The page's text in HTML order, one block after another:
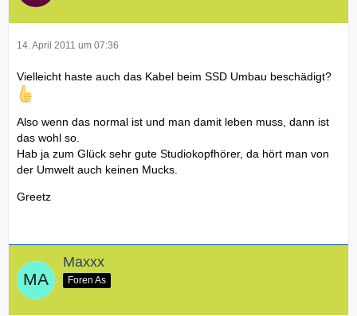
14. April 2011 um 07:36
Vielleicht haste auch das Kabel beim SSD Umbau beschädigt?
Also wenn das normal ist und man damit leben muss, dann ist
das wohl so.
Hab ja zum Glück sehr gute Studiokopfhörer, da hört man von
der Umwelt auch keinen Mucks.
Greetz
Maxxx
Foren As